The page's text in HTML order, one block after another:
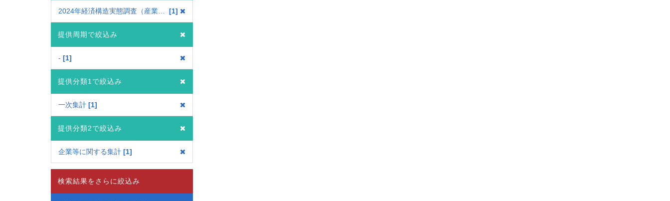
1
提供周期で絞込み
- 1
提供分類1で絞込み
一次集計 1
提供分類2で絞込み
企業等に関する集計 1
検索結果をさらに絞込み